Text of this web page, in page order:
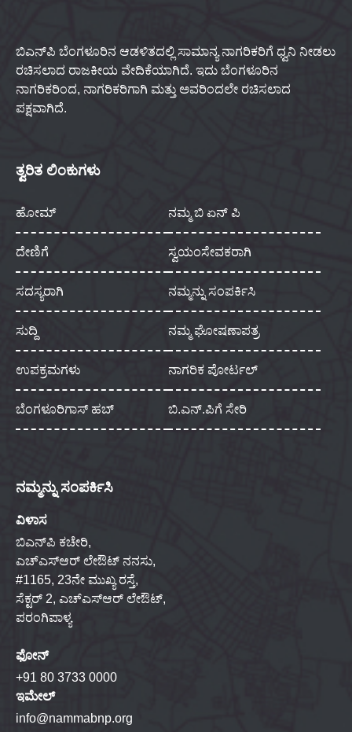
ಬಿಎನ್‌ಪಿ ಬೆಂಗಳೂರಿನ ಆಡಳಿತದಲ್ಲಿ ಸಾಮಾನ್ಯ ನಾಗರಿಕರಿಗೆ ಧ್ವನಿ ನೀಡಲು
ರಚಿಸಲಾದ ರಾಜಕೀಯ ವೇದಿಕೆಯಾಗಿದೆ. ಇದು ಬೆಂಗಳೂರಿನ
ನಾಗರಿಕರಿಂದ, ನಾಗರಿಕರಿಗಾಗಿ ಮತ್ತು ಅವರಿಂದಲೇ ರಚಿಸಲಾದ
ಪಕ್ಷವಾಗಿದೆ.
ತ್ವರಿತ ಲಿಂಕುಗಳು
ಹೋಮ್ ನಮ್ಮ ಬಿ ಏನ್ ಪಿ
ದೇಣಿಗೆ ಸ್ವಯಂಸೇವಕರಾಗಿ
ಸದಸ್ಯರಾಗಿ ನಮ್ಮನ್ನು ಸಂಪರ್ಕಿಸಿ
ಸುದ್ದಿ ನಮ್ಮ ಘೋಷಣಾಪತ್ರ
ಉಪಕ್ರಮಗಳು ನಾಗರಿಕ ಪೋರ್ಟಲ್
ಬೆಂಗಳೂರಿಗಾಸ್ ಹಬ್ ಬಿ.ಎನ್.ಪಿಗೆ ಸೇರಿ
ನಮ್ಮನ್ನು ಸಂಪರ್ಕಿಸಿ
ವಿಳಾಸ
ಬಿಎನ್‌ಪಿ ಕಚೇರಿ,
ಎಚ್‌ಎಸ್‌ಆರ್ ಲೇಔಟ್ ನನಸು,
#1165, 23ನೇ ಮುಖ್ಯ ರಸ್ತೆ,
ಸೆಕ್ಟರ್ 2, ಎಚ್‌ಎಸ್‌ಆರ್ ಲೇಔಟ್,
ಪರಂಗಿಪಾಳ್ಯ
ಫೋನ್
+91 80 3733 0000
ಇಮೇಲ್
info@nammabnp.org